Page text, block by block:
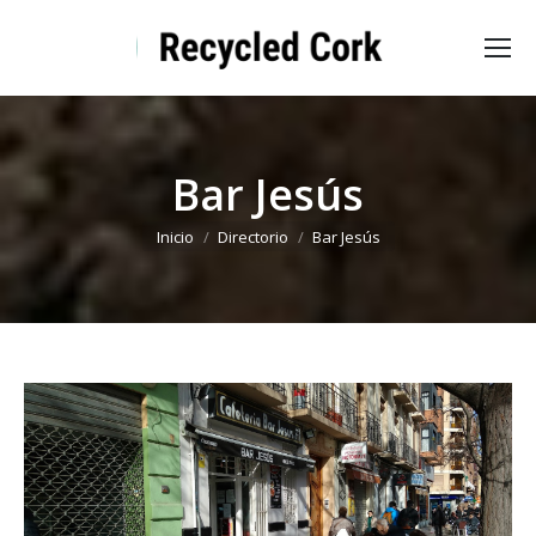
Bar Jesús
Estás aquí:
Inicio Directorio Bar Jesús